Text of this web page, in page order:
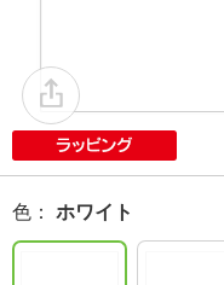
色 ： ホワイト